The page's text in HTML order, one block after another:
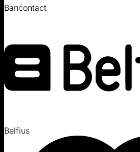
Bancontact
Belfius